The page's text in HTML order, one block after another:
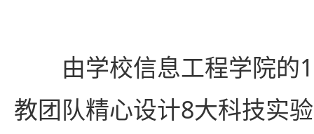
由学校信息工程学院的
教团队精心设计8大科技实